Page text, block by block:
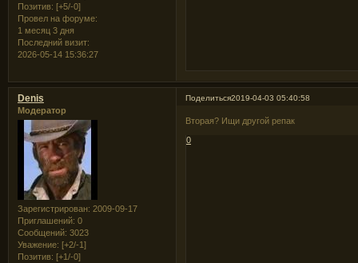
Позитив: [+5/-0]
Провел на форуме:
1 месяц 3 дня
Последний визит:
2026-05-14 15:36:27
Поделиться2019-04-03 05:40:58
Denis
Модератор
Зарегистрирован: 2009-09-17
Приглашений: 0
Сообщений: 3023
Уважение: [+2/-1]
Позитив: [+1/-0]
Вторая? Ищи другой репак
0